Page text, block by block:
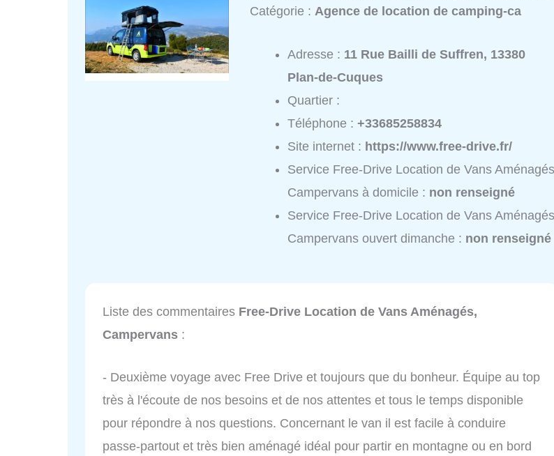
Catégorie : Agence de location de camping-ca
Adresse : 11 Rue Bailli de Suffren, 13380
Plan-de-Cuques
Quartier :
Téléphone :+33685258834
Site internet : https://www.free-drive.fr/
Service Free-Drive Location de Vans
Campervans à domicile : non renseigné
Service Free-Drive Location de Vans
Campervans ouvert dimanche : non renseigné
Liste des commentaires Free-Drive Location de Vans Aménagés,
Campervans :
- Deuxième voyage avec Free Drive et toujours que du bonheur. Équipe au top
très à l'écoute de nos besoins et de nos attentes et tous le temps disponible
pour répondre à nos questions. Concernant le van il est facile à conduire
passe-partout et très bien aménagé idéal pour partir en montagne ou en bord